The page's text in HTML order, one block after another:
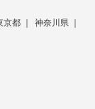
京都
神奈川県